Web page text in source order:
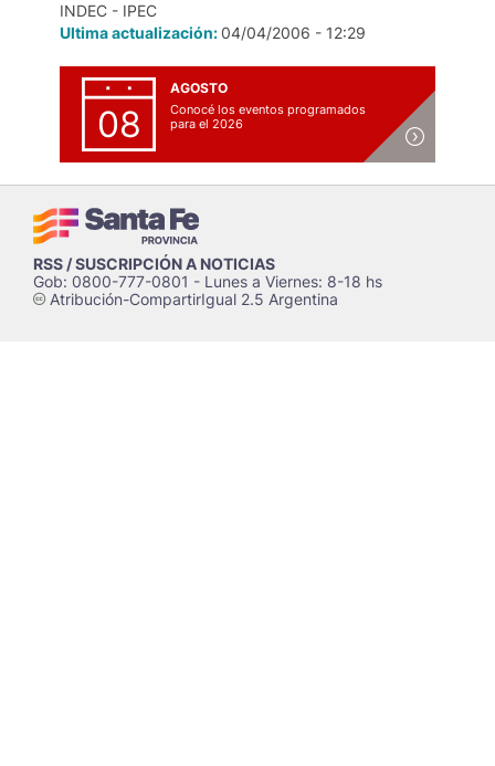
INDEC - IPEC
Ultima actualización:04/04/2006 - 12:29
08
AGOSTO
Conocé los eventos programados
para el 2026
RSS / SUSCRIPCIÓN A NOTICIAS
Gob: 0800-777-0801 - Lunes a Viernes: 8-18 hs
cAtribución-CompartirIgual 2.5 Argentina